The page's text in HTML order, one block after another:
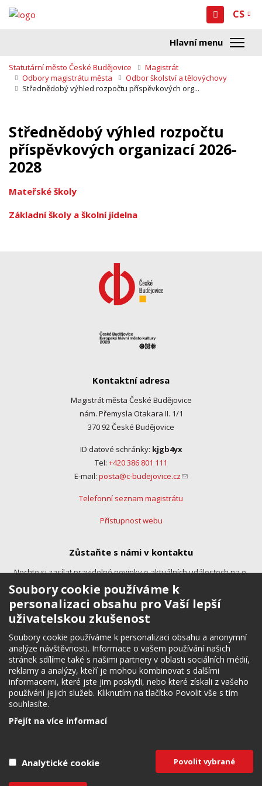
CS
Statutární město České Budějovice
Magistrát
Odbory magistrátu města
Odbor školství a tělovýchovy
Střednědobý výhled rozpočtu příspěvkových org...
Střednědobý výhled rozpočtu
příspěvkových organizací 2026-
2028
Mateřské školy
Základní školy a školní jídelna
Kontaktní adresa
Magistrát města České Budějovice
nám. Přemysla Otakara II. 1/1
370 92 České Budějovice
ID datové schránky: kjgb4yx
Tel: +420 386 801 111
E-mail: posta@c-budejovice.cz(link sends e-mail)
Telefonní seznam magistrátu
Přístupnost webu
Zůstaňte s námi v kontaktu
Nechte si zasílat pravidelné novinky o aktuálních událostech na e-
mail.
Sledujte nás
Budete tak okamžitě informováni o zajímavých novinkách, akcích a
Soubory cookie používáme k
personalizaci obsahu pro Vaší lepší
uživatelskou zkušenost
Soubory cookie používáme k personalizaci obsahu a anonymní
analýze návštěvnosti. Informace o vašem používání našich
stránek sdílíme také s našimi partnery v oblasti sociálních médií,
reklamy a analýzy, kteří je mohou kombinovat s dalšími
informacemi, které jste jim poskytli, nebo které získali z vašeho
používání jejich služeb. Kliknutím na tlačítko Povolit vše s tím
souhlasíte.
Přejít na více informací
Analytické cookie Povolit vybrané
Potřebujete poradit?Zepte